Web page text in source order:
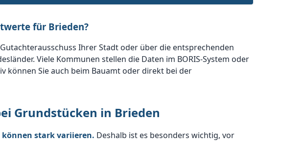
für Brieden?
Ihrer Stadt oder über die entsprechenden
Viele Kommunen stellen die Daten im BORIS-System oder
können Sie auch beim Bauamt oder direkt bei der
Grundstücken in Brieden
können stark variieren. Deshalb ist es besonders wichtig, vor